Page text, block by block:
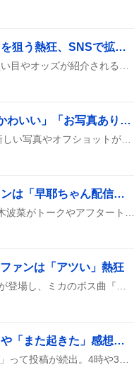
別府競輪、予想と的中が続出 ユーザーが高配当を狙う熱狂、SNSで拡散中
SNSで8月6日の別府競輪レース予想が続々投稿され、買い目やオッズが紹介されると同時に的中報告や高配当がシェアされ、みんなで盛り上がっている様子が見られる。モーニング競輪の締切情報や期待値の高い組み合わせも添えられ、無料予想や有料記事へのリンクまで飛び交い、情報交換が活発に行われている。
伊野尾慧主演『50恋』Blu‑ray発売、ファンが「かわいい」「お写真ありがとう」と歓喜
ドラマ『50恋』のBlu‑rayがリリースされ、伊野尾慧の新しい写真やオフショットがSNSに投稿され、ファンが「かわいい」「お写真ありがとう」と喜びを表現している。
ノイステ、谷崎早耶らがトーク満載で放送 ファンは「早耶ちゃん配信ありがとー！」と歓喜
『ノイステ』が8月5日・6日に放送され、谷崎早耶や尾木波菜がトークやアフタートークで登場し、カタラーナやマシュマロフロートの話題が披露された。
ァンは「アツい」熱狂
音楽ゲーム『maimai』に新バージョン「天界ちほー9」が登場し、ミカのボス曲『ホワイトプリンセス』が収録された。難易度が上がり、配信開始と同時に「アツい」「神曲」などの声が広がっている。さらに「全面戦争」モードが追加され、プレイヤーは新たな挑戦を楽しめる。投稿者は「明日は開凸！配信します！！」と告知し、次回配信への期待が高まっている。
変な時間に目覚め続出、みんなが「寝落ちした」や「また起きた」感想を連投
SNSで「変な時間に目が覚めた」や「寝落ちしちゃった」って投稿が続出。4時や3時といった深夜・早朝の不規則な睡眠がみんなの話題になっていて、ちょっとした共感が広がっているみたいです。